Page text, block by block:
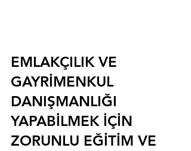
EMLAKÇILIK VE
GAYRİMENKUL
DANIŞMANLIĞI
YAPABİLMEK İÇİN
ZORUNLU EĞİTİM VE